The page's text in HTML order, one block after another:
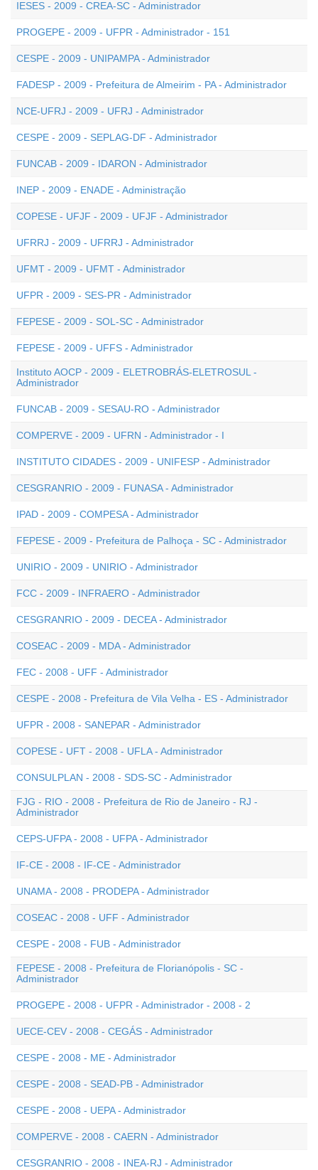
IESES - 2009 - CREA-SC - Administrador
PROGEPE - 2009 - UFPR - Administrador - 151
CESPE - 2009 - UNIPAMPA - Administrador
FADESP - 2009 - Prefeitura de Almeirim - PA - Administrador
NCE-UFRJ - 2009 - UFRJ - Administrador
CESPE - 2009 - SEPLAG-DF - Administrador
FUNCAB - 2009 - IDARON - Administrador
INEP - 2009 - ENADE - Administração
COPESE - UFJF - 2009 - UFJF - Administrador
UFRRJ - 2009 - UFRRJ - Administrador
UFMT - 2009 - UFMT - Administrador
UFPR - 2009 - SES-PR - Administrador
FEPESE - 2009 - SOL-SC - Administrador
FEPESE - 2009 - UFFS - Administrador
Instituto AOCP - 2009 - ELETROBRÁS-ELETROSUL -
Administrador
FUNCAB - 2009 - SESAU-RO - Administrador
COMPERVE - 2009 - UFRN - Administrador - I
INSTITUTO CIDADES - 2009 - UNIFESP - Administrador
CESGRANRIO - 2009 - FUNASA - Administrador
IPAD - 2009 - COMPESA - Administrador
FEPESE - 2009 - Prefeitura de Palhoça - SC - Administrador
UNIRIO - 2009 - UNIRIO - Administrador
FCC - 2009 - INFRAERO - Administrador
CESGRANRIO - 2009 - DECEA - Administrador
COSEAC - 2009 - MDA - Administrador
FEC - 2008 - UFF - Administrador
CESPE - 2008 - Prefeitura de Vila Velha - ES - Administrador
UFPR - 2008 - SANEPAR - Administrador
COPESE - UFT - 2008 - UFLA - Administrador
CONSULPLAN - 2008 - SDS-SC - Administrador
FJG - RIO - 2008 - Prefeitura de Rio de Janeiro - RJ -
Administrador
CEPS-UFPA - 2008 - UFPA - Administrador
IF-CE - 2008 - IF-CE - Administrador
UNAMA - 2008 - PRODEPA - Administrador
COSEAC - 2008 - UFF - Administrador
CESPE - 2008 - FUB - Administrador
FEPESE - 2008 - Prefeitura de Florianópolis - SC -
Administrador
PROGEPE - 2008 - UFPR - Administrador - 2008 - 2
UECE-CEV - 2008 - CEGÁS - Administrador
CESPE - 2008 - ME - Administrador
CESPE - 2008 - SEAD-PB - Administrador
CESPE - 2008 - UEPA - Administrador
COMPERVE - 2008 - CAERN - Administrador
CESGRANRIO - 2008 - INEA-RJ - Administrador